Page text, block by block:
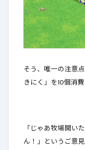
そう、唯一の注意点
きにく」を10個消費
「じゃあ牧場開い
ん！」というご意